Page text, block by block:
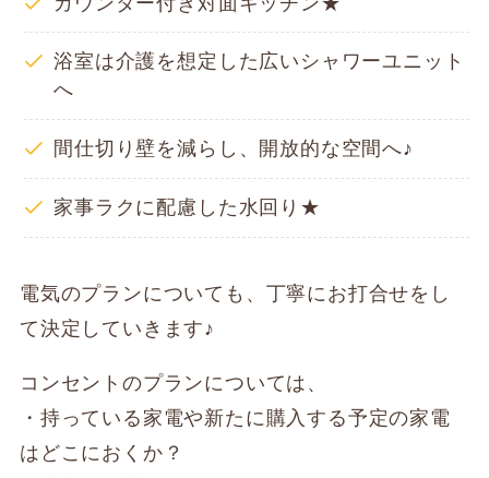
浴室は介護を想定した広いシャワーユニット
へ
間仕切り壁を減らし、開放的な空間へ♪
家事ラクに配慮した水回り★
電気のプランについても、丁寧にお打合せをし
て決定していきます♪
コンセントのプランについては、
・持っている家電や新たに購入する予定の家電
はどこにおくか？